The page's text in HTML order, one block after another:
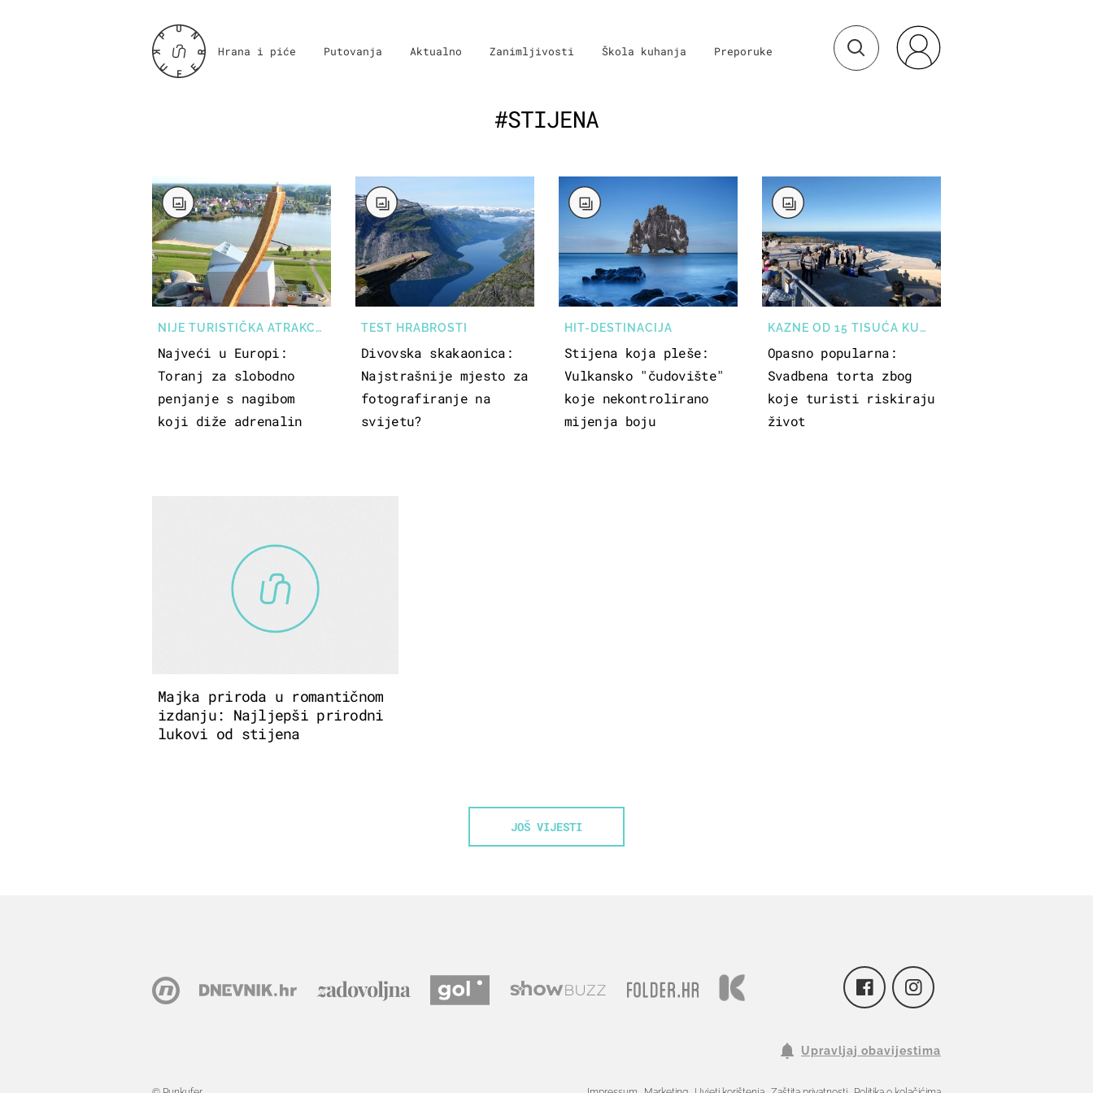
Hrana i piće Putovanja Aktualno Zanimljivosti Škola kuhanja Preporuke
#STIJENA
NIJE TURISTIČKA ATRAKCIJA
Najveći u Europi:
Toranj za slobodno
penjanje s nagibom
koji diže adrenalin
TEST HRABROSTI
Divovska skakaonica:
Najstrašnije mjesto za
fotografiranje na
svijetu?
HIT-DESTINACIJA
Stijena koja pleše:
Vulkansko "čudovište"
koje nekontrolirano
mijenja boju
KAZNE OD 15 TISUĆA KUNA
Opasno popularna:
Svadbena torta zbog
koje turisti riskiraju
život
Majka priroda u romantičnom
izdanju: Najljepši prirodni
lukovi od stijena
JOŠ VIJESTI
Upravljaj obavijestima